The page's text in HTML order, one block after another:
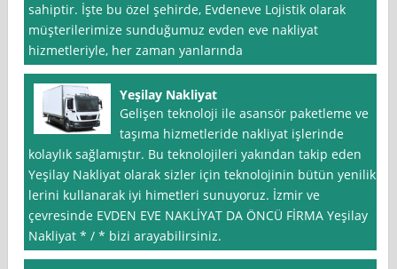
sahiptir. İşte bu özel şehirde, Evdeneve Lojistik olarak
müşterilerimize sunduğumuz evden eve nakliyat
hizmetleriyle, her zaman yanlarında
Yeşilay Nakliyat
Gelişen teknoloji ile asansör paketleme ve
taşıma hizmetleride nakliyat işlerinde
kolaylık sağlamıştır. Bu teknolojileri yakından takip eden
Yeşilay Nakliyat olarak sizler için teknolojinin bütün yenilik
lerini kullanarak iyi himetleri sunuyoruz. İzmir ve
çevresinde EVDEN EVE NAKLİYAT DA ÖNCÜ FİRMA Yeşilay
Nakliyat * / * bizi arayabilirsiniz.